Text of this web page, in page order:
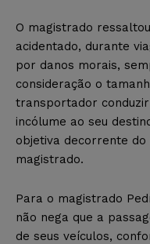
O magistrado
acidentado, durante
por danos morais,
consideração o
transportador
incólume ao seu
objetiva decorrente do
magistrado.
Para o magistrado
não nega que a
de seus veículos,